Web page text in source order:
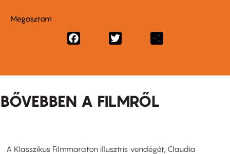
Megosztom
Facebook
BŐVEBBEN A FILMRŐL
A Klasszikus Filmmaraton illusztris vendégét, Claudia